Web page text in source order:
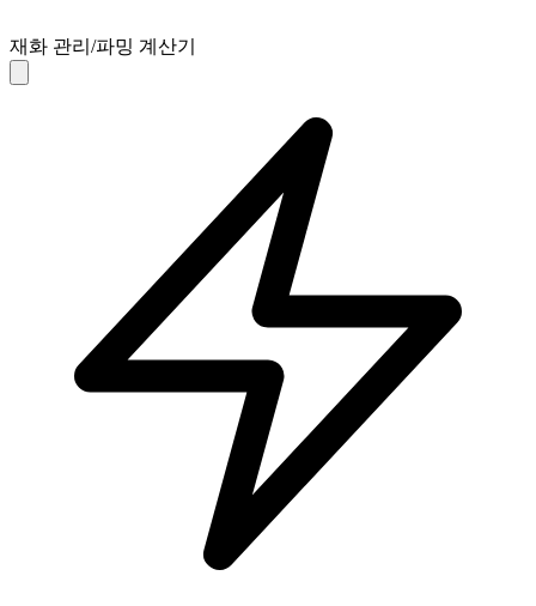
재화 관리/파밍 계산기